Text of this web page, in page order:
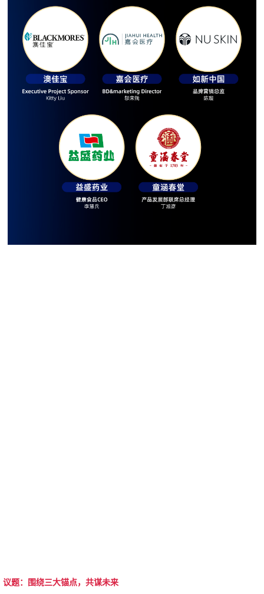
议题：围绕三大锚点，共谋未来